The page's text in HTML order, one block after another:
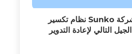
أطلقت شركة Sunko نظام تكسير
التالي لإعادة التدوير